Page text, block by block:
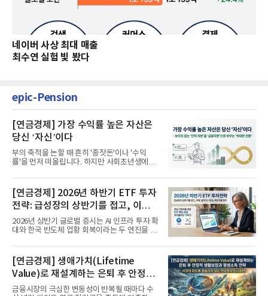
네이버 사상 최대 매출
최수연 실험 빛 봤다
epic-Pension
[연금경제] 가장 수익률 높은 자산은
당신 ‘자신’이다
부의 축적을 논할 때 흔히 '종잣돈'이나 '수익
률'을 먼저 떠올립니다. 하지만 사회초년생에게
[연금경제] 2026년 하반기 ETF 투자
전략: 급성장의 상반기를 접고, 이제
'실적'이 가르는 하반기를 맞다
2026년 상반기 글로벌 증시는 AI 인프라 투자 확
대와 한국 반도체 업황 회복이라는 두 엔진을 달
[연금경제] 생애가치(Lifetime
Value)로 재설계하는 은퇴 후 안정적
생활보장과 평생소득 전략
금융시장의 극심한 변동성이 반복될 때마다 수